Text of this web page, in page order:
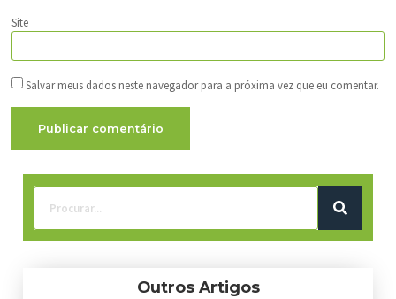
Outros Artigos
Site
Salvar meus dados neste navegador para a próxima vez que eu comentar.